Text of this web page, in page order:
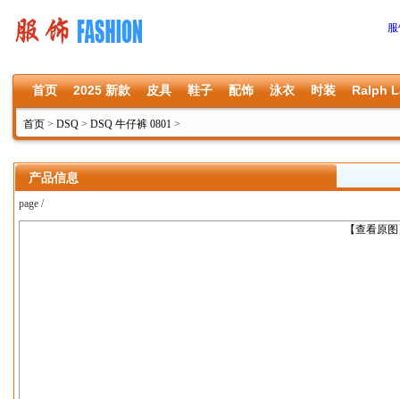
首页 2025 新款 皮具 鞋子 配饰 泳衣 时装 Ralph
首页 > DSQ > DSQ 牛仔裤 0801 >
产品信息
page /
【查看原
上一张